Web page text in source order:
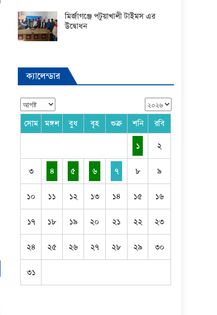
মির্জাগঞ্জে পটুয়াখালী টাইমস এর
উদ্বোধন
ক্যালেন্ডার
সোম মঙ্গল বুধ বৃহ শুক্র শনি রবি
১ ২
৩ ৪ ৫ ৬ ৭ ৮ ৯
১০ ১১ ১২ ১৩ ১৪ ১৫ ১৬
১৭ ১৮ ১৯ ২০ ২১ ২২ ২৩
২৪ ২৫ ২৬ ২৭ ২৮ ২৯ ৩০
৩১